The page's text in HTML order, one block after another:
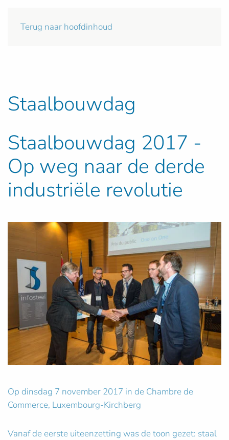
Terug naar hoofdinhoud
Staalbouwdag
Staalbouwdag 2017 -
Op weg naar de derde
industriële revolutie
Op dinsdag 7 november 2017 in de Chambre de
Commerce, Luxembourg-Kirchberg
Vanaf de eerste uiteenzetting was de toon gezet: staal